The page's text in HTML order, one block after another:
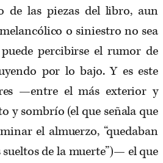
de las piezas del libro, aun
o siniestro no sea
percibirse el rumor de
por lo bajo. Y es este
—entre el más exterior y
y sombrío (el que señala que
el almuerzo, “quedaban
de la muerte”)— el que